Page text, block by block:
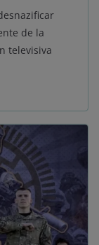
de la
televisiva